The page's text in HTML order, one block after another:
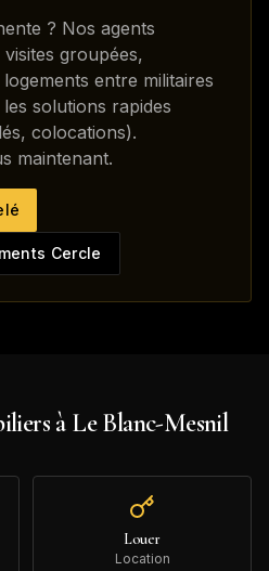
? Nos agents
groupées,
entre militaires
solutions rapides
colocations).
maintenant.
Cercle
à Le Blanc-Mesnil
Louer
Location